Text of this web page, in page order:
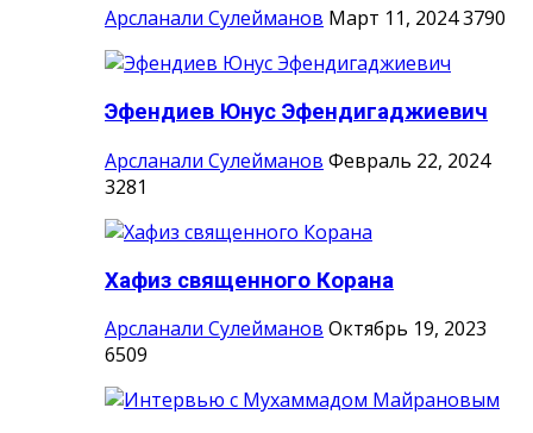
Арсланали Сулейманов Март 11, 20243790
Эфендиев Юнус Эфендигаджиевич
Арсланали Сулейманов Февраль 22, 2024
3281
Хафиз священного Корана
Арсланали Сулейманов Октябрь 19, 2023
6509